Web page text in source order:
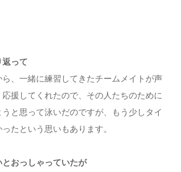
返って
、一緒に練習してきたチームメイトが声
援してくれたので、その人たちのために
と思って泳いだのですが、もう少しタイ
たという思いもあります。
おっしゃっていたが